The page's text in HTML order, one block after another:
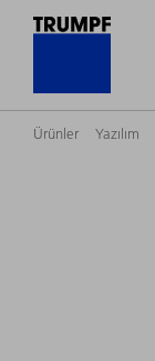
Ürünler Yazılım